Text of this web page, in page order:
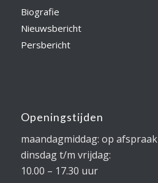
Biografie
Nieuwsbericht
Persbericht
Openingstijden
maandagmiddag: op afspraak
dinsdag t/m vrijdag:
10.00 – 17.30 uur